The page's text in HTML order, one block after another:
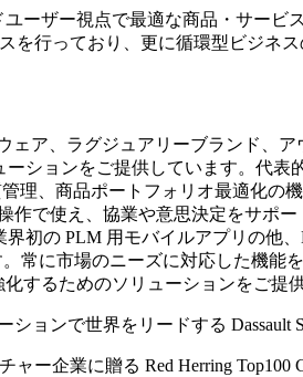
ーザー視点で最適な商品・サー
行っており、更に循環型ビジネ
ア、ラグジュアリーブランド、
ションをご提供しています。代表
理、商品ポートフォリオ最適化の
で使え、協業や意思決定をサポー
初の PLM 用モバイルアプリの他
常に市場のニーズに対応した機能
するためのソリューションをご提
ョンで世界をリードする Dassault
ー企業に贈る Red Herring